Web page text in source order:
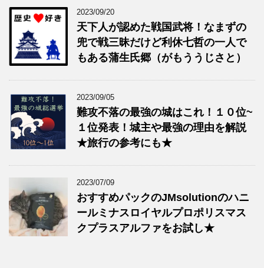
2023/09/20
天下人が認めた戦国武将！なまずの
兜で戦三昧だけど利休七哲の一人で
もある蒲生氏郷（がもううじさと）
2023/09/05
難攻不落の最強の城はこれ！１０位~
１位発表！城主や最強の理由を解説
★旅行の参考にも★
2023/07/09
おすすめパックのJMsolutionのハニ
ールミナスロイヤルプロポリスマス
クプラスアルファをお試し★